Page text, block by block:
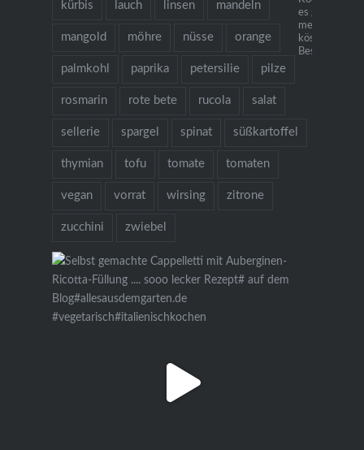
kürbis lauch linsen mandeln
mangold möhre nüsse orange
palmkohl paprika petersilie pilze
rosmarin rote bete rucola salat
sellerie spargel spinat süßkartoffel
thymian tofu tomate tomaten
vegan vorrat wirsing zitrone
zucchini zwiebel
es gibt
mehr als 130
köstlichen
Bestellung